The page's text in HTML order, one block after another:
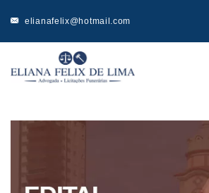
elianafelix@hotmail.com